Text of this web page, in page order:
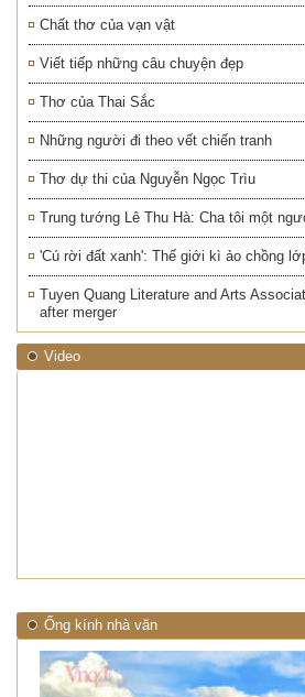
Chất thơ của vạn vật
Viết tiếp những câu chuyện đẹp
Thơ của Thai Sắc
Những người đi theo vết chiến tranh
Thơ dự thi của Nguyễn Ngọc Trìu
Trung tướng Lê Thu Hà: Cha tôi một
'Cú rời đất xanh': Thế giới kì ảo chồng
Tuyen Quang Literature and Arts
after merger
Video
Ống kính nhà văn